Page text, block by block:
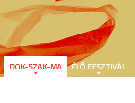
DOK-SZAK-MA ÉLŐ FESZTIVÁL